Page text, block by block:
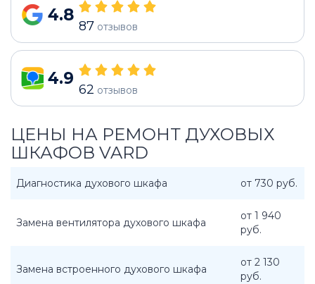
4.8
87 отзывов
4.9
62 отзывов
ЦЕНЫ НА РЕМОНТ ДУХОВЫХ
ШКАФОВ VARD
Диагностика духового шкафа от 730 руб.
Замена вентилятора духового шкафа
от 1 940
руб.
Замена встроенного духового шкафа
от 2 130
руб.